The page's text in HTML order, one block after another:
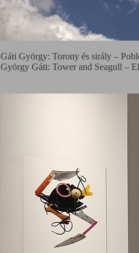
Gáti György: Torony és sirály –
György Gáti: Tower and Seagull –